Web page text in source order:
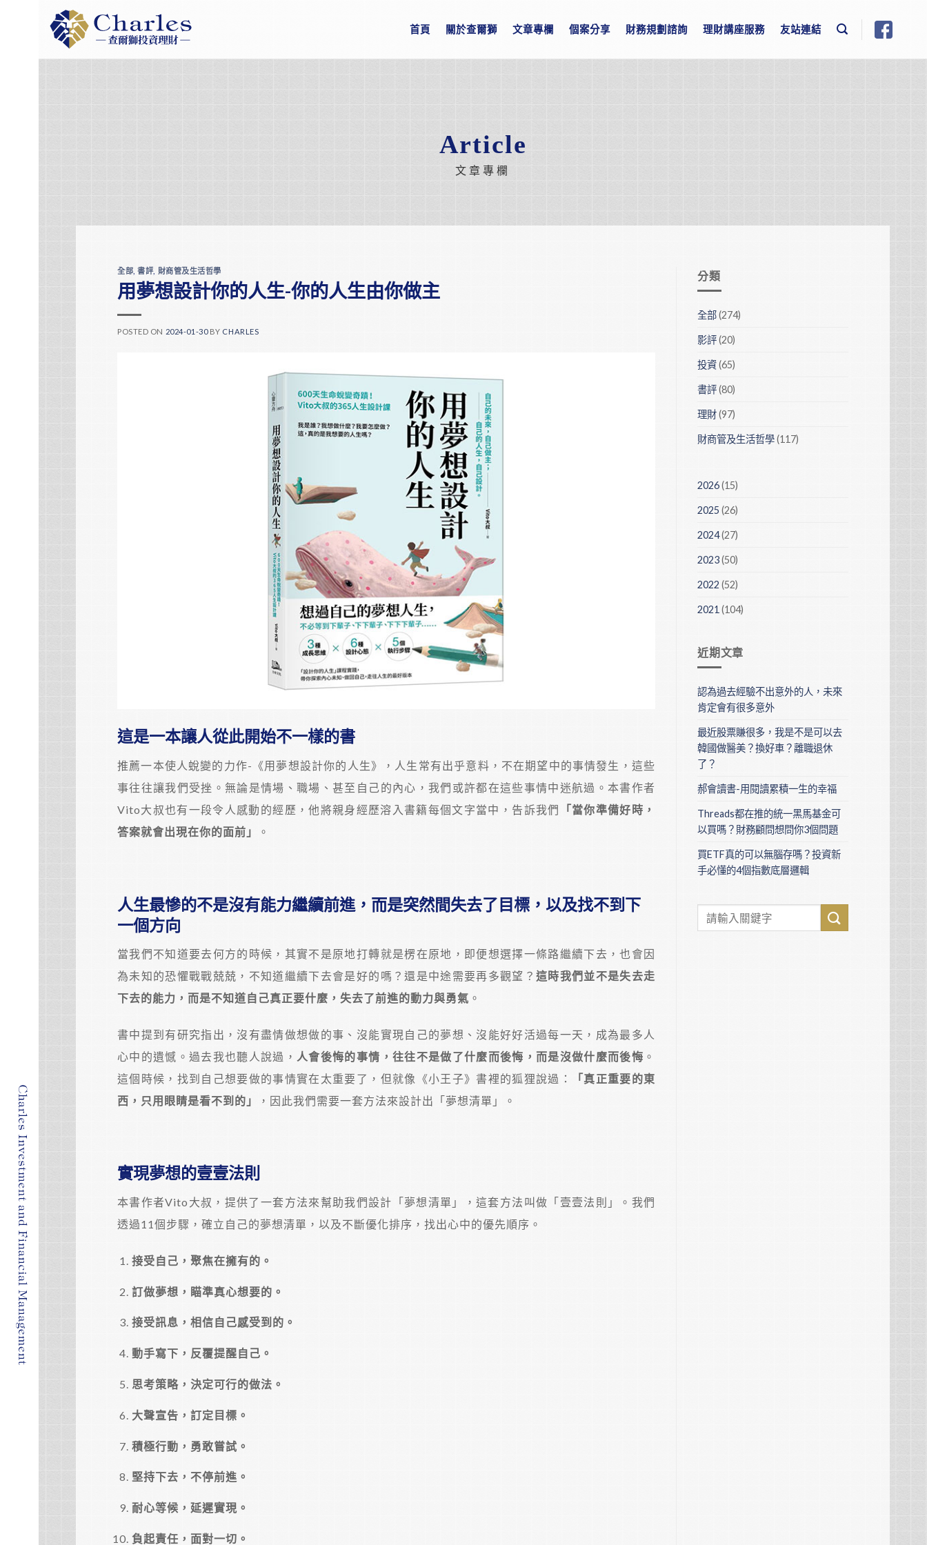
首頁 關於查爾獅 文章專欄 個案分享 財務規劃諮詢 理財講座服務 友站連結
Article
文章專欄
全部 ,書評, 財商管及生活哲學
用夢想設計你的人生-你的人生由你做主
POSTED ON 2024-01-30BY CHARLES
這是一本讓人從此開始不一樣的書
推薦一本使人蛻變的力作-《用夢想設計你的人生》，人生常有出乎意料，不在期望中的事情發生，這些
事往往讓我們受挫。無論是情場、職場、甚至自己的內心，我們或許都在這些事情中迷航過。本書作者
Vito大叔也有一段令人感動的經歷，他將親身經歷溶入書籍每個文字當中，告訴我們
「當你準備好時，
答案就會出現在你的面前」
。
人生最慘的不是沒有能力繼續前進，而是突然間失去了目標，以及找不到下
一個方向
當我們不知道要去何方的時候，其實不是原地打轉就是楞在原地，即便想選擇一條路繼續下去，也會因
為未知的恐懼戰戰兢兢，不知道繼續下去會是好的嗎？還是中途需要再多觀望？ 這時我們並不是失去走
下去的能力，而是不知道自己真正要什麼，失去了前進的動力與勇氣 。
書中提到有研究指出，沒有盡情做想做的事、沒能實現自己的夢想、沒能好好活過每一天，成為最多人
心中的遺憾。過去我也聽人說過， 人會後悔的事情，往往不是做了什麼而後悔，而是沒做什麼而後悔 。
這個時候，找到自己想要做的事情實在太重要了，但就像《小王子》書裡的狐狸說過：
「真正重要的東
西，只用眼睛是看不到的」
，因此我們需要一套方法來設計出「夢想清單」。
實現夢想的壹壹法則
本書作者Vito大叔，提供了一套方法來幫助我們設計「夢想清單」，這套方法叫做「壹壹法則」。我們
透過11個步驟，確立自己的夢想清單，以及不斷優化排序，找出心中的優先順序。
接受自己，聚焦在擁有的。
訂做夢想，瞄準真心想要的。
接受訊息，相信自己感受到的。
動手寫下，反覆提醒自己。
思考策略，決定可行的做法。
大聲宣告，訂定目標。
積極行動，勇敢嘗試。
堅持下去，不停前進。
耐心等候，延遲實現。
負起責任，面對一切。
分類
全部(274)
影評(20)
投資(65)
書評(80)
理財(97)
財商管及生活哲學(117)
2026(15)
2025 (26)
2024(27)
2023(50)
2022 (52)
2021 (104)
近期文章
認為過去經驗不出意外的人，未來
肯定會有很多意外
最近股票賺很多，我是不是可以去
韓國做醫美？換好車？離職退休
了？
郝會讀書-用閱讀累積一生的幸福
Threads都在推的統一黑馬基金可
以買嗎？財務顧問想問你3個問題
買ETF真的可以無腦存嗎？投資新
手必懂的4個指數底層邏輯